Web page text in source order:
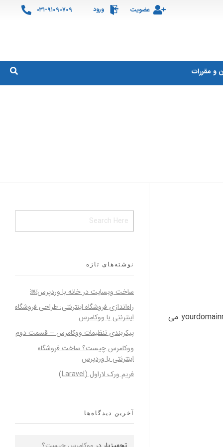
عضویت ورود ۰۳۱-۹۱۰۹۰۷۰۹
و مقررات
۱- ابتدا می بایست در مسیر زیر در کنترل پنل میزبانی وب Directadmin وارد شوید. (http://yourdomainname:222 که به جای yourdomainname می
نوشته‌های تازه
ساخت وبسایت در خانه با وردپرس￼
راه‌اندازی فروشگاه اینترنتی: طراحی فروشگاه
اینترنتی با ووکامرس
پیکربندی تنظیمات ووکامرس – قسمت دوم
ووکامرس چیست؟ ساخت فروشگاه
اینترنتی با وردپرس
فریم ورک لاراول (Laravel)
آخرین دیدگاه‌ها